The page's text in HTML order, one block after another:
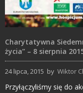
Charytatywna
życia” – 8 sierpnia
24 lipca, 2015 by Wiktor
Przyłączyliśmy się do